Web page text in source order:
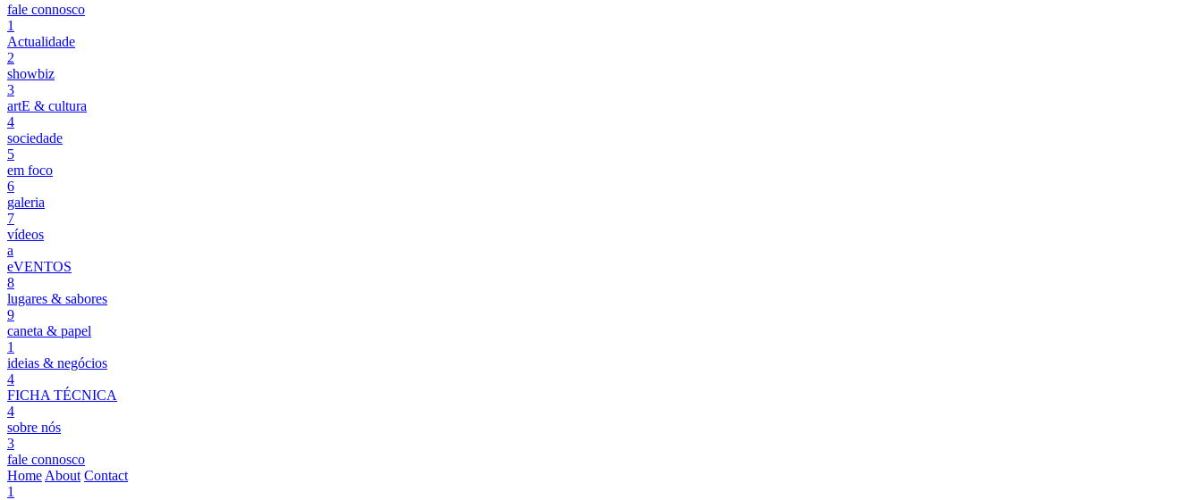
fale connosco
1
Actualidade
2
showbiz
3
artE & cultura
4
sociedade
5
em foco
6
galeria
7
vídeos
a
eVENTOS
8
lugares & sabores
9
caneta & papel
1
ideias & negócios
4
FICHA TÉCNICA
4
sobre nós
3
fale connosco
Home About Contact
1